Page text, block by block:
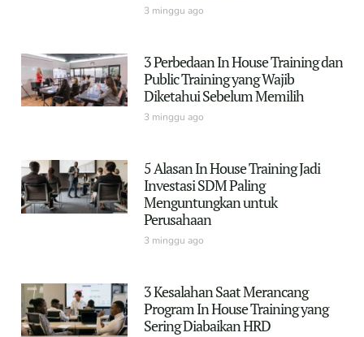
3 minggu ago
3 Perbedaan In House Training dan
Public Training yang Wajib
Diketahui Sebelum Memilih
3 minggu ago
5 Alasan In House Training Jadi
Investasi SDM Paling
Menguntungkan untuk
Perusahaan
3 minggu ago
3 Kesalahan Saat Merancang
Program In House Training yang
Sering Diabaikan HRD